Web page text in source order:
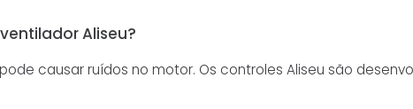
Aliseu?
causar ruídos no motor. Os controles Aliseu são